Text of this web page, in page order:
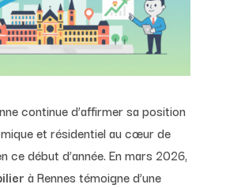
continue d’affirmer sa position
et résidentiel au cœur de
ce début d’année. En mars 2026,
à Rennes témoigne d’une